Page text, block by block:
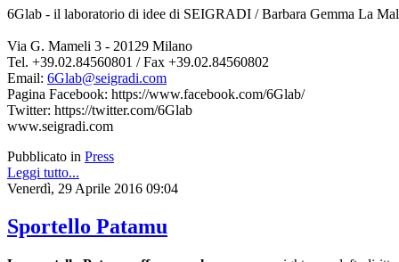
6Glab - il laboratorio di idee di SEIGRADI / Barbara Gemma La
Via G. Mameli 3 - 20129 Milano
Tel. +39.02.84560801 / Fax +39.02.84560802
Email: 6Glab@seigradi.com
Pagina Facebook: https://www.facebook.com/6Glab/
Twitter: https://twitter.com/6Glab
www.seigradi.com
Pubblicato in Press
Leggi tutto...
Venerdì, 29 Aprile 2016 09:04
Sportello Patamu